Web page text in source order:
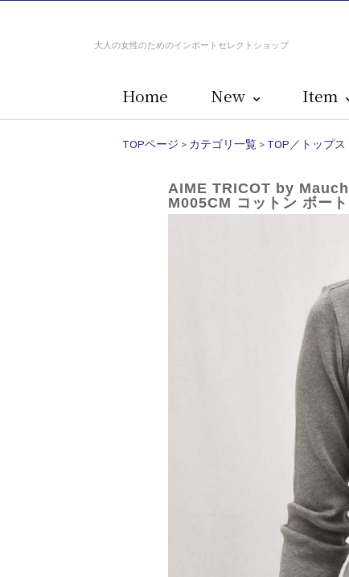
大人の女性のためのインポートセレクトショップ
Home New Item
TOPページ > カテゴリ一覧 > TOP／トップス
AIME TRICOT by
M005CM コットン ボー